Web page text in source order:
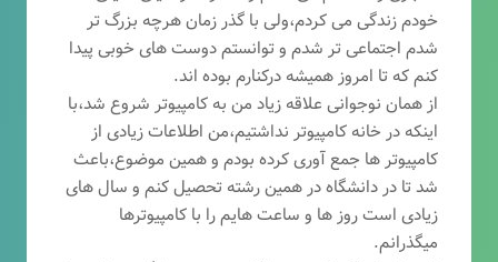
خودم زندگی می کردم،ولی با گذر زمان هرچه بزرگ تر
شدم اجتماعی تر شدم و توانستم دوست های خوبی پیدا
کنم که تا امروز همیشه درکنارم بوده اند.
از همان نوجوانی علاقه زیاد من به کامپیوتر شروع شد،با
اینکه در خانه کامپیوتر نداشتیم،من اطلاعات زیادی از
کامپیوتر ها جمع آوری کرده بودم و همین موضوع،باعث
شد تا در دانشگاه در همین رشته تحصیل کنم و سال های
زیادی است روز ها و ساعت هایم را با کامپیوترها
میگذرانم.